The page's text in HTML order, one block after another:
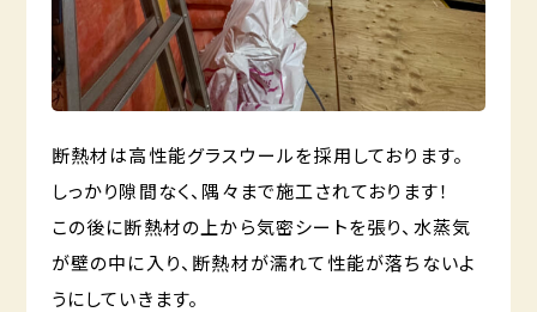
断熱材は高性能グラスウールを採用しております。
しっかり隙間なく、隅々まで施工されております！
この後に断熱材の上から気密シートを張り、水蒸気
が壁の中に入り、断熱材が濡れて性能が落ちないよ
うにしていきます。